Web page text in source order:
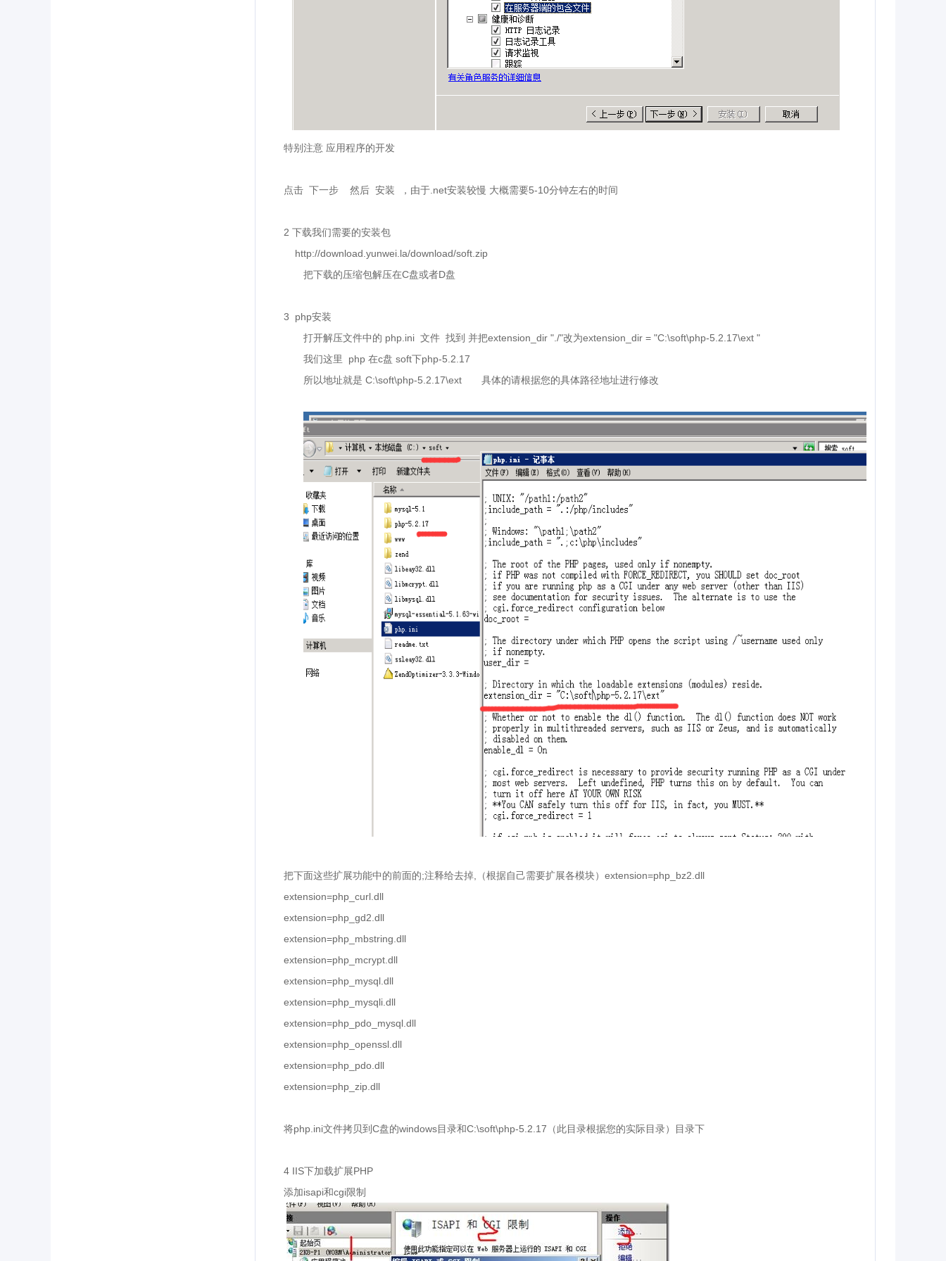
特别注意 应用程序的开发
点击 下一步 然后 安装 ，由于.net安装较慢 大概需要5-10分钟左右的时间
2 下载我们需要的安装包
http://download.yunwei.la/download/soft.zip
把下载的压缩包解压在C盘或者D盘
3 php安装
打开解压文件中的 php.ini 文件 找到 并把extension_dir "./"改为extension_dir = "C:\soft\php-5.2.17\ext "
我们这里
php 在c盘 soft下php-5.2.17
所以地址就是 C:\soft\php-5.2.17\ext 具体的请根据您的具体路径地址进行修改
把下面这些扩展功能中的前面的;注释给去掉, （根据自己需要扩展各模块） extension=php_bz2.dll
extension=php_curl.dll
extension=php_gd2.dll
extension=php_mbstring.dll
extension=php_mcrypt.dll
extension=php_mysql.dll
extension=php_mysqli.dll
extension=php_pdo_mysql.dll
extension=php_openssl.dll
extension=php_pdo.dll
extension=php_zip.dll
将php.ini文件拷贝到 C盘的windows目录和C:\soft\php-5.2.17 （此目录根据您的实际目录）目录下
4 IIS下加载扩展PHP
添加isapi和cgi限制